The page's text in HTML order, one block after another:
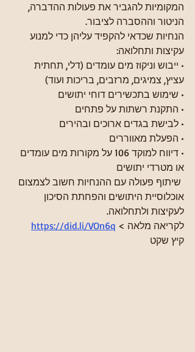
המקומיות להגביר את פעולות ההדברה,
הניטור וההסברה לציבור.
הנחיות שכדאי להקפיד עליהן כדי למנוע
עקיצות ותחלואה:
• ייבוש וניקוז מים עומדים (דלי, תחתית
עציץ, צמיגים, מרזבים, בריכות ועוד)
• שימוש בתכשירים דוחי יתושים
• התקנת רשתות על פתחים
• לבישת בגדים ארוכים ובהירים
• הפעלת מאווררים
• דיווח למוקד 106 על מקורות מים עומדים
או מטרדי יתושים
שיתוף פעולה עם ההנחיות חשוב לצמצום
אוכלוסיית היתושים והפחתת הסיכון
לעקיצות ולתחלואה.
לקריאה מלאה > https://did.li/VOn6q
קיץ שקט